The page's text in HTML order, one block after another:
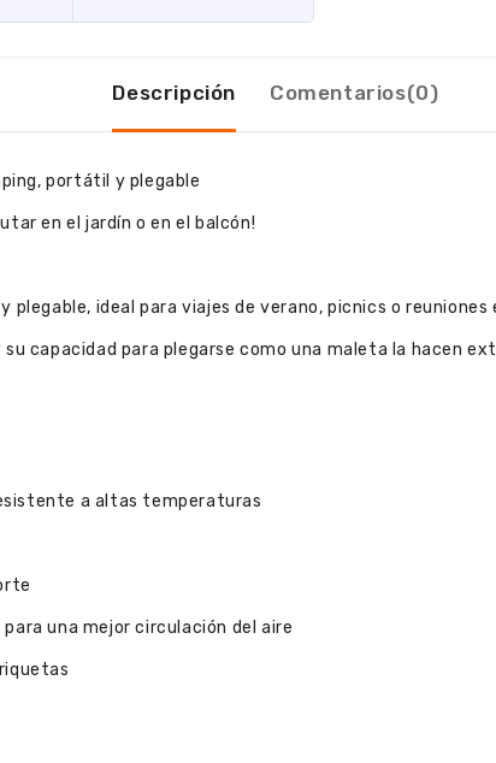
Descripción Comentarios(0)
portátil y plegable
en el jardín o en el balcón!
ideal para viajes de verano, picnics o reuniones
capacidad para plegarse como una maleta la hacen
a altas temperaturas
una mejor circulación del aire